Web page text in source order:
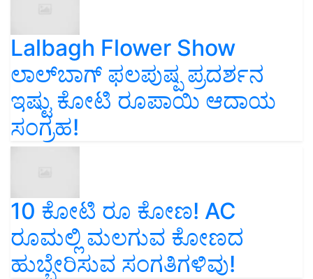
Lalbagh Flower Show
ಲಾಲ್‌ಬಾಗ್ ಫಲಪುಷ್ಪ ಪ್ರದರ್ಶನ
ಇಷ್ಟು ಕೋಟಿ ರೂಪಾಯಿ ಆದಾಯ
ಸಂಗ್ರಹ!
10 ಕೋಟಿ ರೂ ಕೋಣ! AC
ರೂಮಲ್ಲಿ ಮಲಗುವ ಕೋಣದ
ಹುಬ್ಬೇರಿಸುವ ಸಂಗತಿಗಳಿವು!